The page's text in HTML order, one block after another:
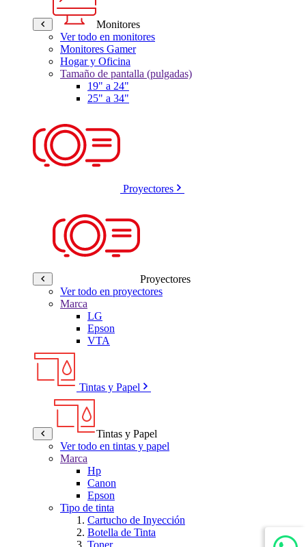
Monitores
Ver todo en monitores
Monitores Gamer
Hogar y Oficina
Tamaño de pantalla (pulgadas)
19" a 24"
25" a 34"
Proyectores
Proyectores
Ver todo en proyectores
Marca
LG
Epson
VTA
Tintas y Papel
Tintas y Papel
Ver todo en tintas y papel
Marca
Hp
Canon
Epson
Tipo de tinta
Cartucho de Inyección
Botella de Tinta
Toner